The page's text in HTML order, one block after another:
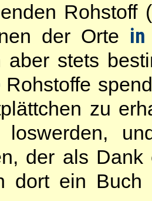
Rohstoff
der Orte in
aber stets
Rohstoffe
zu
loswerden,
der als
dort ein Buch